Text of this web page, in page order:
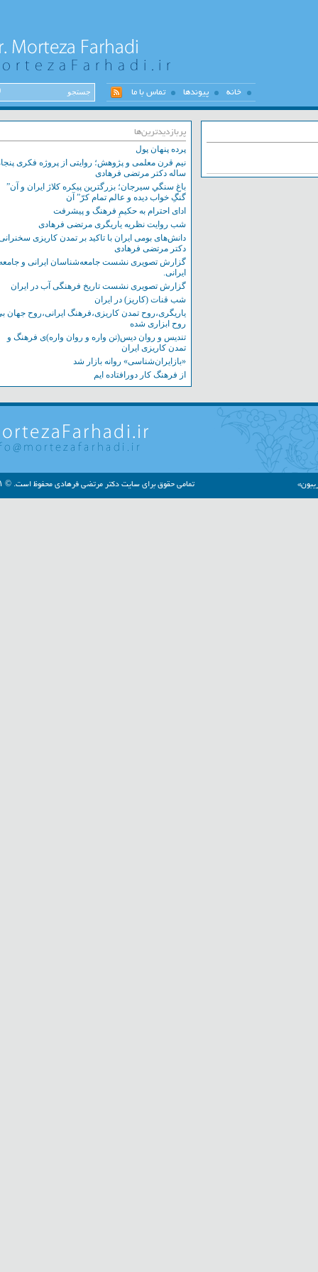
خانه پیوندها تماس با ما
پربازدیدترین‌ها
پرده پنهان پول
نیم قرن معلمی و پژوهش؛ روایتی از پروژه فکری پنجاه
ساله دکتر مرتضی فرهادی
باغ سنگي سيرجان؛ بزرگترين پيکره کلاژ ايران و آن”
گنگِ خواب ديده و عالم تمام کرّ” آن
ادای احترام به حکیمِ فرهنگ و پیشرفت
شب روایت نظریه یاریگری مرتضی فرهادی
دانش‌های بومی ایران با تاکید بر تمدن کاریزی سخنرانی
دکتر مرتضی فرهادی
گزارش تصویری نشست‌ جامعه‌شناسان ایرانی و جامعه
ایرانی.
گزارش تصویری نشست تاریخ فرهنگی آب در ایران
شب قنات (کاریز) در ایران
یاریگری،روح تمدن کاریزی،فرهنگ ایرانی،روح جهان بی
روح ابزاری شده
تندیس و روان دیس(تن واره و روان واره)ی فرهنگ و
تمدن کاریزی ایران
«بازایران‌شناسی» روانه بازار شد
از فرهنگ کار دورافتاده ایم
تمامی حقوق برای سایت دکتر مرتضی فرهادی محفوظ است. © ۱۳۹۱